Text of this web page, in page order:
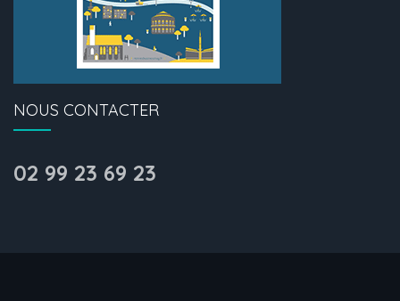
NOUS CONTACTER
02 99 23 69 23